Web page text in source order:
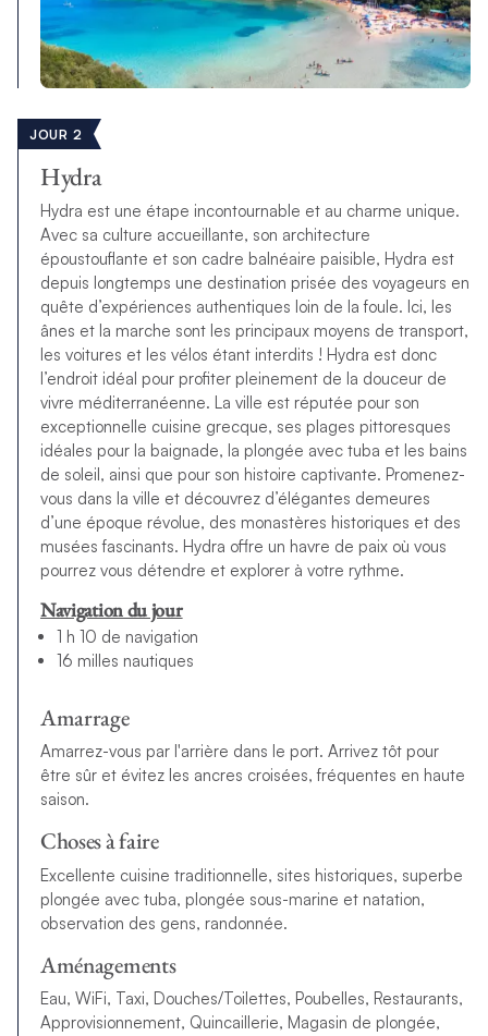
JOUR 2
Hydra
Hydra est une étape incontournable et au charme unique.
Avec sa culture accueillante, son architecture
époustouflante et son cadre balnéaire paisible, Hydra est
depuis longtemps une destination prisée des voyageurs en
quête d’expériences authentiques loin de la foule. Ici, les
ânes et la marche sont les principaux moyens de transport,
les voitures et les vélos étant interdits ! Hydra est donc
l’endroit idéal pour profiter pleinement de la douceur de
vivre méditerranéenne. La ville est réputée pour son
exceptionnelle cuisine grecque, ses plages pittoresques
idéales pour la baignade, la plongée avec tuba et les bains
de soleil, ainsi que pour son histoire captivante. Promenez-
vous dans la ville et découvrez d’élégantes demeures
d’une époque révolue, des monastères historiques et des
musées fascinants. Hydra offre un havre de paix où vous
pourrez vous détendre et explorer à votre rythme.
Navigation du jour
1 h 10 de navigation
16 milles nautiques
Amarrage
Amarrez-vous par l'arrière dans le port. Arrivez tôt pour
être sûr et évitez les ancres croisées, fréquentes en haute
saison.
Choses à faire
Excellente cuisine traditionnelle, sites historiques, superbe
plongée avec tuba, plongée sous-marine et natation,
observation des gens, randonnée.
Aménagements
Eau, WiFi, Taxi, Douches/Toilettes, Poubelles, Restaurants,
Approvisionnement, Quincaillerie, Magasin de plongée,